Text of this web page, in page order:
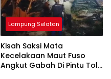
Lampung Selatan
Kisah Saksi Mata
Kecelakaan Maut Fuso
Angkut Gabah Di Pintu Tol